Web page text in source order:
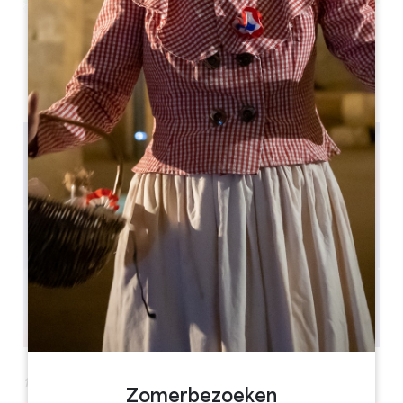
Leaflet
Saint-Émilion, 33330
Zomerbezoeken